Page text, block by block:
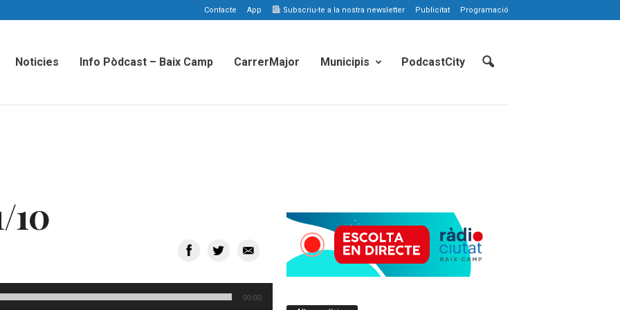
Contacte App Subscriu-te a la nostra newsletter Publicitat Programació
Noticies Info Pòdcast – Baix Camp CarrerMajor Municipis PodcastCity
10
00:00